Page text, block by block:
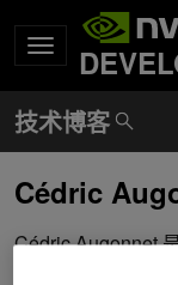
Cédric
Cédric Augonnet